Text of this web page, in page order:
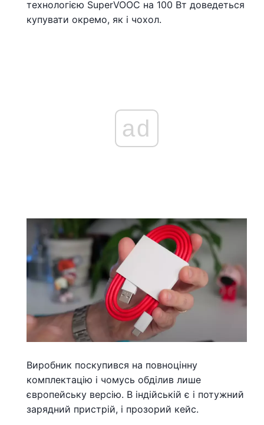
технологією SuperVOOC на 100 Вт доведеться
купувати окремо, як і чохол.
ad
Виробник поскупився на повноцінну
комплектацію і чомусь обділив лише
європейську версію. В індійській є і потужний
зарядний пристрій, і прозорий кейс.